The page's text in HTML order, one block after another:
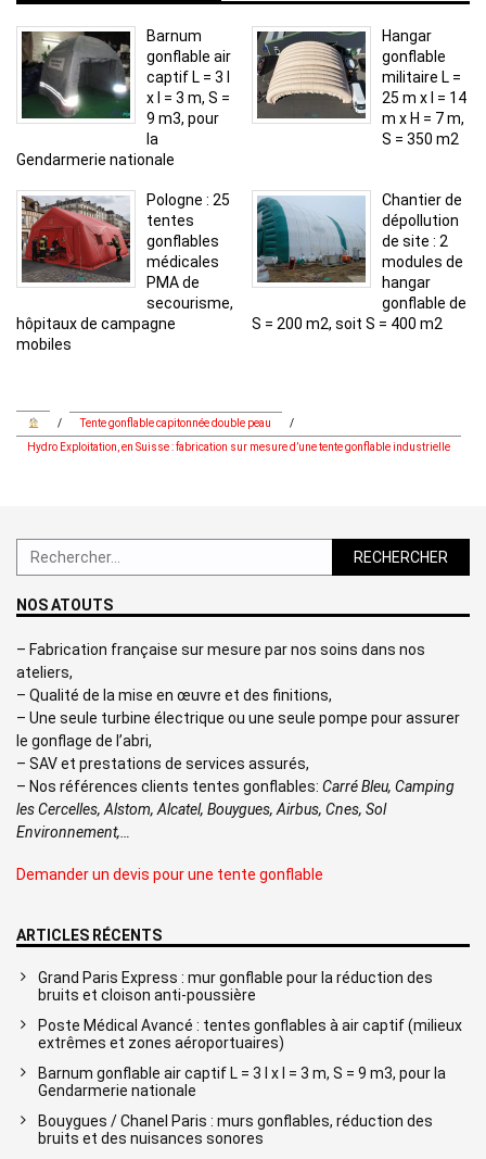
Barnum
gonflable air
captif L = 3 l
x l = 3 m, S =
9 m3, pour
la
Gendarmerie nationale
Hangar
gonflable
militaire L =
25 m x l = 14
m x H = 7 m,
S = 350 m2
Pologne : 25
tentes
gonflables
médicales
PMA de
secourisme,
hôpitaux de campagne
mobiles
Chantier de
dépollution
de site : 2
modules de
hangar
gonflable de
S = 200 m2, soit S = 400 m2
/ Tente gonflable capitonnée double peau
/
Hydro Exploitation, en Suisse : fabrication sur mesure d’une tente gonflable industrielle
Rechercher :
NOS ATOUTS
– Fabrication française sur mesure par nos soins dans nos
ateliers,
– Qualité de la mise en œuvre et des finitions,
– Une seule turbine électrique ou une seule pompe pour assurer
le gonflage de l’abri,
– SAV et prestations de services assurés,
– Nos références clients tentes gonflables: Carré Bleu, Camping
les Cercelles, Alstom, Alcatel, Bouygues, Airbus, Cnes, Sol
Environnement,…
Demander un devis pour une tente gonflable
ARTICLES RÉCENTS
Grand Paris Express : mur gonflable pour la réduction des
bruits et cloison anti-poussière
Poste Médical Avancé : tentes gonflables à air captif (milieux
extrêmes et zones aéroportuaires)
Barnum gonflable air captif L = 3 l x l = 3 m, S = 9 m3, pour la
Gendarmerie nationale
Bouygues / Chanel Paris : murs gonflables, réduction des
bruits et des nuisances sonores